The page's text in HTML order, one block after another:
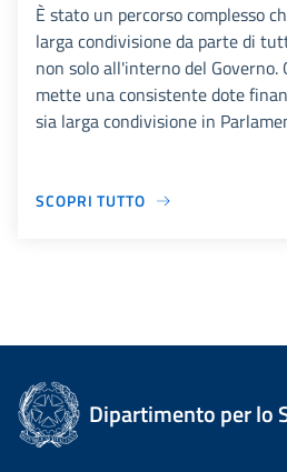
È stato un percorso complesso
larga condivisione da parte di
non solo all'interno del Governo.
mette una consistente dote
sia larga condivisione in
SCOPRI TUTTO
Dipartimento per lo